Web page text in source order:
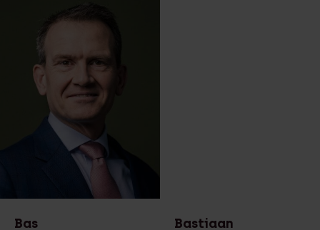
Bas Bastiaan